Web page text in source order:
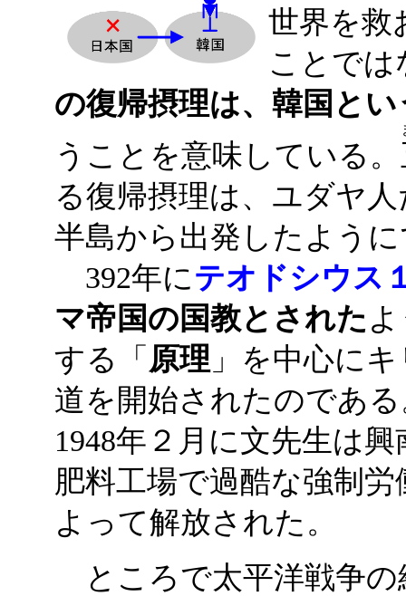
世界を救
ことでは
の復帰摂理は、韓国と
うことを意味している。
る復帰摂理は、ユダヤ
半島から出発したよう
392年にテオドシウス
マ帝国の国教とされた
する「 原理 」を中心に
道を開始されたのであ
1948年２月に文先生は
肥料工場で過酷な強制
よって解放された。
ところで太平洋戦争の